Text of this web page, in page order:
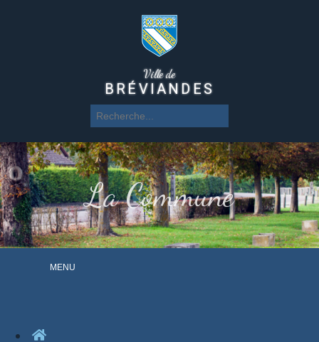
Ville de
BRÉVIANDES
La Commune
MENU